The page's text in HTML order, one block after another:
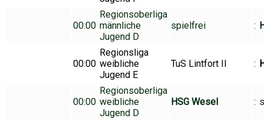
00:00
Regionsoberliga
männliche
Jugend D
spielfrei :
00:00
Regionsliga
weibliche
Jugend E
TuS Lintfort II :
00:00
Regionsoberliga
weibliche
Jugend D
HSG Wesel :